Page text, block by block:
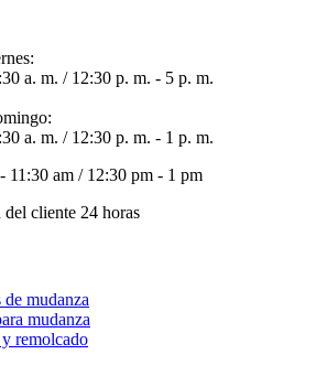
a. m. / 12:30 p. m. - 5 p. m.
a. m. / 12:30 p. m. - 1 p. m.
11:30 am / 12:30 pm - 1 pm
cliente 24 horas
mudanza
mudanza
remolcado